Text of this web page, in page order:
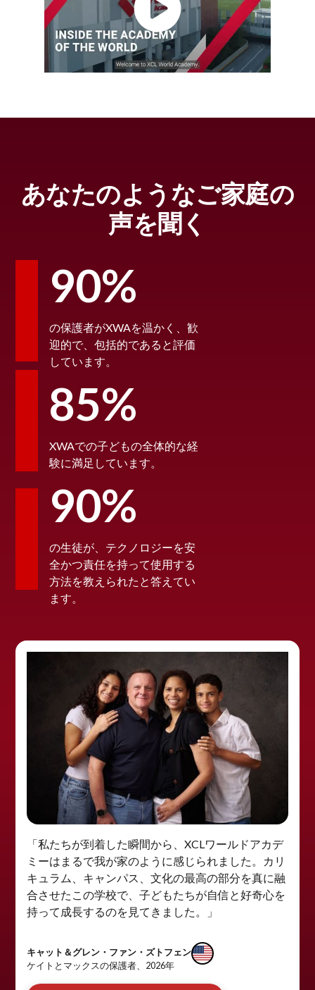
あなたのようなご家庭の
声を聞く
90%
の保護者がXWAを温かく、歓
迎的で、包括的であると評価
しています。
85%
XWAでの子どもの全体的な経
験に満足しています。
90%
の生徒が、テクノロジーを安
全かつ責任を持って使用する
方法を教えられたと答えてい
ます。
「私たちが到着した瞬間から、XCLワールドアカデ
ミーはまるで我が家のように感じられました。カリ
キュラム、キャンパス、文化の最高の部分を真に融
合させたこの学校で、子どもたちが自信と好奇心を
持って成長するのを見てきました。」
キャット＆グレン・ファン・ズトフェン
ケイトとマックスの保護者、2026年